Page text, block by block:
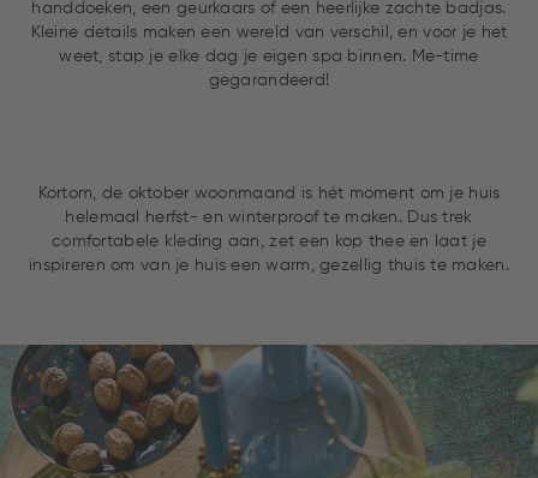
handdoeken, een geurkaars of een heerlijke zachte badjas.
Kleine details maken een wereld van verschil, en voor je het
weet, stap je elke dag je eigen spa binnen. Me-time
gegarandeerd!
Kortom, de oktober woonmaand is hét moment om je huis
helemaal herfst- en winterproof te maken. Dus trek
comfortabele kleding aan, zet een kop thee en laat je
inspireren om van je huis een warm, gezellig thuis te maken.